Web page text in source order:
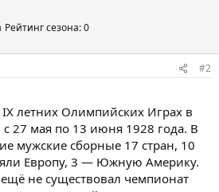
Рейтинг сезона: 0
#2
летних Олимпийских Играх в
27 мая по 13 июня 1928 года. В
мужские сборные 17 стран, 10
Европу, 3 — Южную Америку.
не существовал чемпионат